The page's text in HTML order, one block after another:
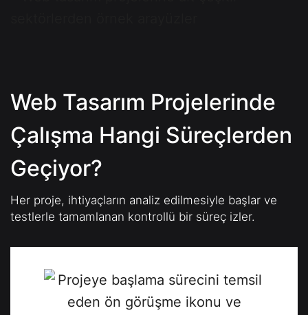
Web Tasarım Projelerinde
Çalışma Hangi Süreçlerden
Geçiyor?
Her proje, ihtiyaçların analiz edilmesiyle başlar ve
testlerle tamamlanan kontrollü bir süreç izler.